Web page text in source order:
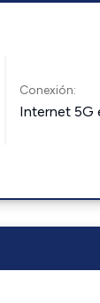
Conexión:
Internet 5G